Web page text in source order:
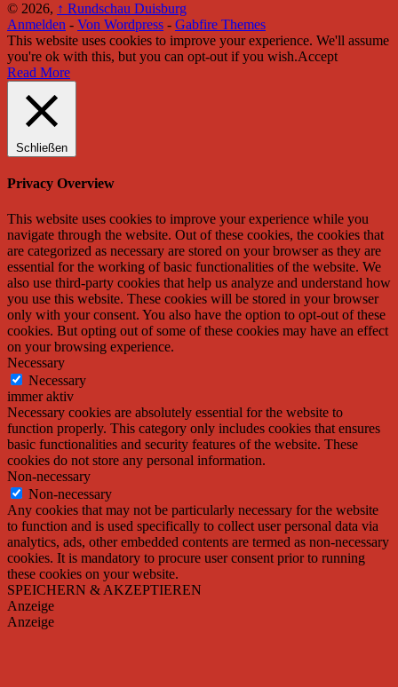
© 2026, ↑ Rundschau Duisburg
Anmelden - Von Wordpress - Gabfire Themes
This website uses cookies to improve your experience. We'll assume
you're ok with this, but you can opt-out if you wish.Accept
Read More
Schließen
Privacy Overview
This website uses cookies to improve your experience while you
navigate through the website. Out of these cookies, the cookies that
are categorized as necessary are stored on your browser as they are
essential for the working of basic functionalities of the website. We
also use third-party cookies that help us analyze and understand how
you use this website. These cookies will be stored in your browser
only with your consent. You also have the option to opt-out of these
cookies. But opting out of some of these cookies may have an effect
on your browsing experience.
Necessary
Necessary
immer aktiv
Necessary cookies are absolutely essential for the website to
function properly. This category only includes cookies that ensures
basic functionalities and security features of the website. These
cookies do not store any personal information.
Non-necessary
Non-necessary
Any cookies that may not be particularly necessary for the website
to function and is used specifically to collect user personal data via
analytics, ads, other embedded contents are termed as non-necessary
cookies. It is mandatory to procure user consent prior to running
these cookies on your website.
SPEICHERN & AKZEPTIEREN
Anzeige
Anzeige